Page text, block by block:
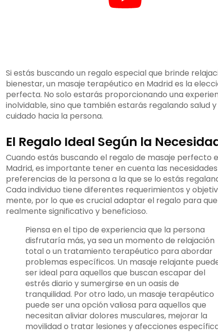
Si estás buscando un regalo especial que brinde
bienestar, un masaje terapéutico en Madrid es la
perfecta. No solo estarás proporcionando una
inolvidable, sino que también estarás regalando salud y
cuidado hacia la persona.
El Regalo Ideal Según la
Cuando estás buscando el regalo de masaje perfecto
Madrid, es importante tener en cuenta las
preferencias de la persona a la que se lo estás
Cada individuo tiene diferentes requerimientos y
mente, por lo que es crucial adaptar el regalo para
realmente significativo y beneficioso.
Piensa en el tipo de experiencia que la persona
disfrutaría más, ya sea un momento de relajación
total o un tratamiento terapéutico para abordar
problemas específicos. Un masaje relajante
ser ideal para aquellos que buscan escapar del
estrés diario y sumergirse en un oasis de
tranquilidad. Por otro lado, un masaje terapéutico
puede ser una opción valiosa para aquellos que
necesitan aliviar dolores musculares, mejorar la
movilidad o tratar lesiones y afecciones